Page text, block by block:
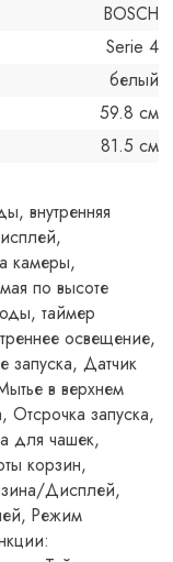
BOSCH
Serie 4
белый
59.8 см
81.5 см
внутренняя
камеры,
по высоте
таймер
освещение,
запуска, Датчик
в верхнем
Отсрочка запуска,
для чашек,
корзин,
Дисплей,
Режим